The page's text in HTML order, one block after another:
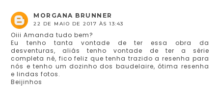
MORGANA BRUNNER
22 DE MAIO DE 2017 ÀS 13:43
Oiii Amanda tudo bem?
Eu tenho tanta vontade de ter essa obra da
desventuras, aliás tenho vontade de ter a série
completa né, fico feliz que tenha trazido a resenha para
nós e tenho um dozinho dos baudelaire, ótima resenha
e lindas fotos.
Beijinhos